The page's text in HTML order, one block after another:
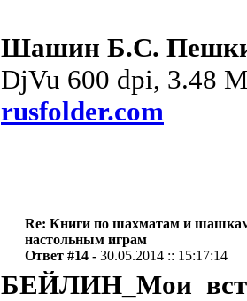
Шашин Б.С.
DjVu 600 dpi, 3.48
rusfolder.com
Re: Книги по шахматам и
настольным играм
Ответ #14 -30.05.2014 :: 15:17:14
БЕЙЛИН_Мои